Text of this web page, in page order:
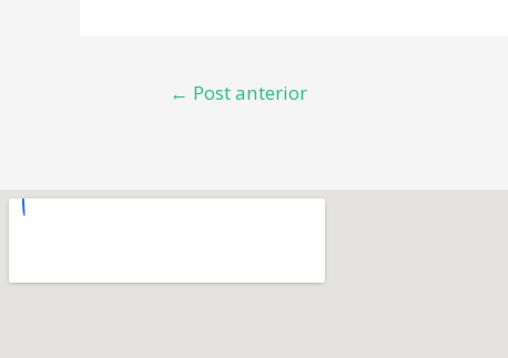
← Post anterior